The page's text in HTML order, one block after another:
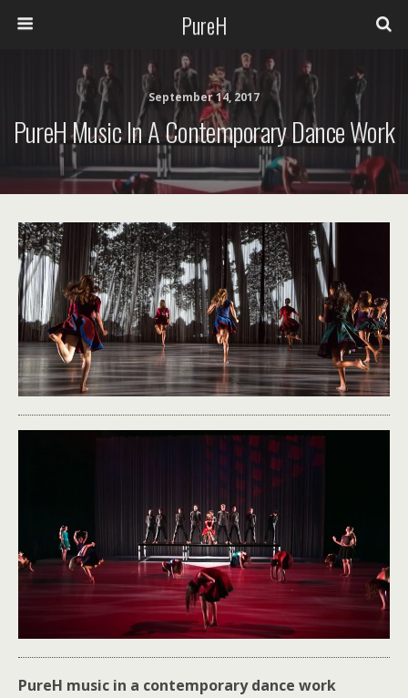
PureH
September 14, 2017
PureH Music In A Contemporary Dance Work
PureH music in a contemporary dance work